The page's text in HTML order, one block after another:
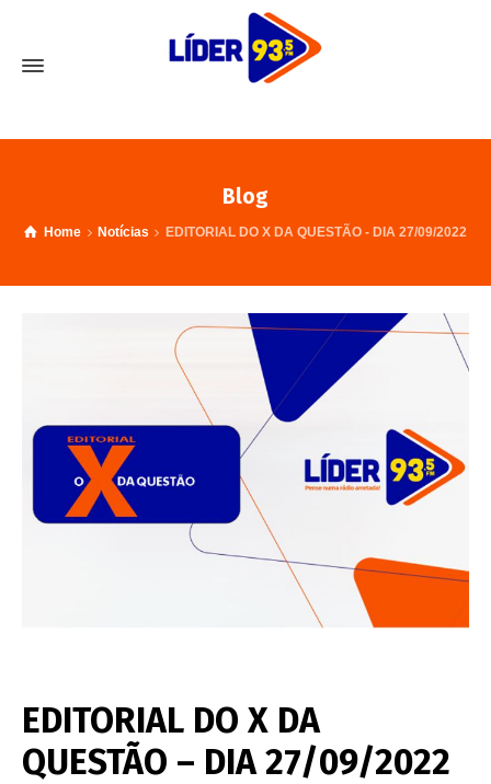
Blog
Home Notícias EDITORIAL DO X DA QUESTÃO - DIA 27/09/2022
EDITORIAL DO X DA
QUESTÃO – DIA 27/09/2022